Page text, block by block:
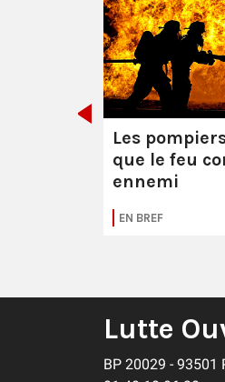
Les
que le feu
ennemi
EN BREF
Lutte
BP 20029 - 93501